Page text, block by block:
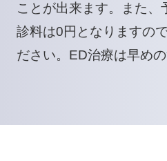
ことが出来ます。また、
診料は0円となりますの
ださい。ED治療は早め